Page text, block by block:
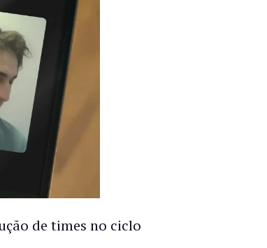
de times no ciclo